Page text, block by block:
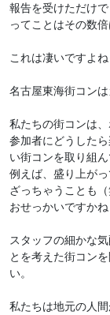
報告を受けただけで
ってことはその数倍
これは凄いですよね
名古屋東海街コン
私たちの街コンは
参加者にどうした
い街コンを取り組ん
例えば、盛り上が
ざっちゃうことも（
おせっかいですかね
スタッフの細かな
とを考えた街コン
い。
私たちは地元の人